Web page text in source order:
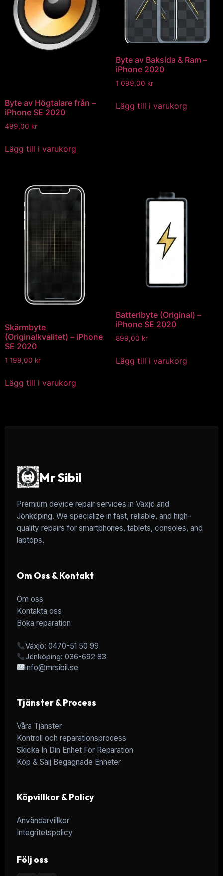
Byte av Högtalare från –
iPhone SE 2020
499,00 kr
Lägg till i varukorg
Byte av Baksida & Ram –
iPhone 2020
1 099,00 kr
Lägg till i varukorg
Skärmbyte
(Originalkvalitet) – iPhone
SE 2020
1 199,00 kr
Lägg till i varukorg
Batteribyte (Original) –
iPhone SE 2020
899,00 kr
Lägg till i varukorg
Mr Sibil
Premium device repair services in Växjö and
Jönköping. We specialize in fast, reliable, and high-
quality repairs for smartphones, tablets, consoles, and
laptops.
Om Oss & Kontakt
Om oss
Kontakta oss
Boka reparation
Växjö: 0470-51 50 99
Jönköping: 036-692 83
info@mrsibil.se
Tjänster & Process
Våra Tjänster
Kontroll och reparationsprocess
Skicka In Din Enhet För Reparation
Köp & Sälj Begagnade Enheter
Köpvillkor & Policy
Användarvillkor
Integritetspolicy
Följ oss